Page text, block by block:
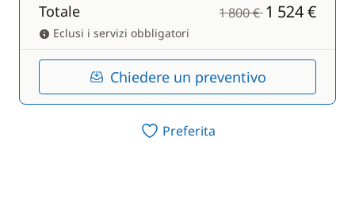
Totale 1 800 €1 524 €
Eclusi i servizi obbligatori
Chiedere un preventivo
Preferita